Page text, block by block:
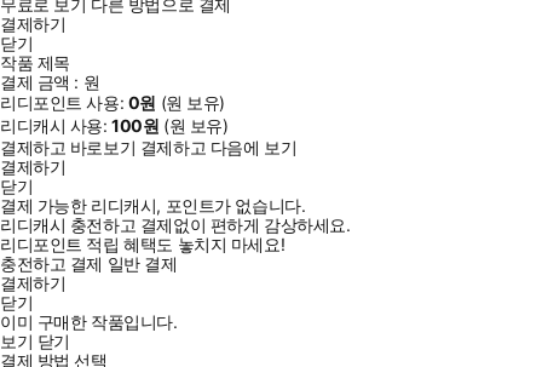
무료로 보기 다른 방법으로 결제
결제하기
닫기
작품 제목
결제 금액 : 원
리디포인트 사용: 0원 (원 보유)
리디캐시 사용:100원 (원 보유)
결제하고 바로보기 결제하고 다음에 보기
결제하기
닫기
결제 가능한 리디캐시, 포인트가 없습니다.
리디캐시 충전하고 결제없이 편하게 감상하세요.
리디포인트 적립 혜택도 놓치지 마세요!
충전하고 결제 일반 결제
결제하기
닫기
이미 구매한 작품입니다.
보기 닫기
결제 방법 선택